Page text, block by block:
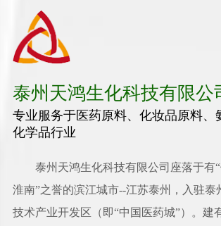
泰州天鸿生化科技有限公
专业服务于医药原料、化妆品原料、
化学品行业
泰州天鸿生化科技有限公司 座落于有
淮南”之誉的滨江城市--江苏泰州，入驻泰
技术产业开发区（即“中国医药城”）。建